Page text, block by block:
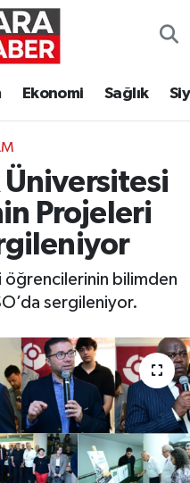
Ekonomi Sağlık
Üniversitesi
Projeleri
öğrencilerinin bilimden
sergileniyor.
ve Fikstür